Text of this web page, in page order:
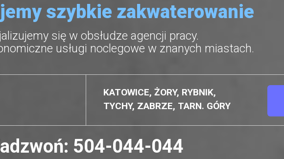
szybkie zakwaterowanie
się w obsłudze agencji pracy.
usługi noclegowe w znanych miastach.
KATOWICE, ŻORY, RYBNIK,
TYCHY, ZABRZE, TARN. GÓRY
504-044-044